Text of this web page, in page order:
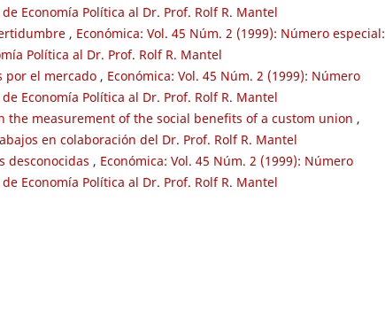
Economía Política al Dr. Prof. Rolf R. Mantel
, Económica: Vol. 45 Núm. 2 (1999): Número especial:
Política al Dr. Prof. Rolf R. Mantel
por el mercado , Económica: Vol. 45 Núm. 2 (1999): Número
Economía Política al Dr. Prof. Rolf R. Mantel
the measurement of the social benefits of a custom union ,
en colaboración del Dr. Prof. Rolf R. Mantel
desconocidas , Económica: Vol. 45 Núm. 2 (1999): Número
Economía Política al Dr. Prof. Rolf R. Mantel